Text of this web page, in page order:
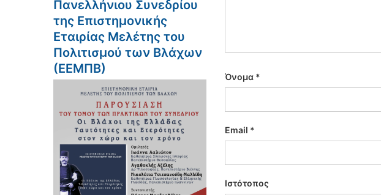
Πανελλήνιου Συνεδρίου
της Επιστημονικής
Εταιρίας Μελέτης του
Πολιτισμού των Βλάχων
(ΕΕΜΠΒ)
Όνομα *
Email *
Ιστότοπος